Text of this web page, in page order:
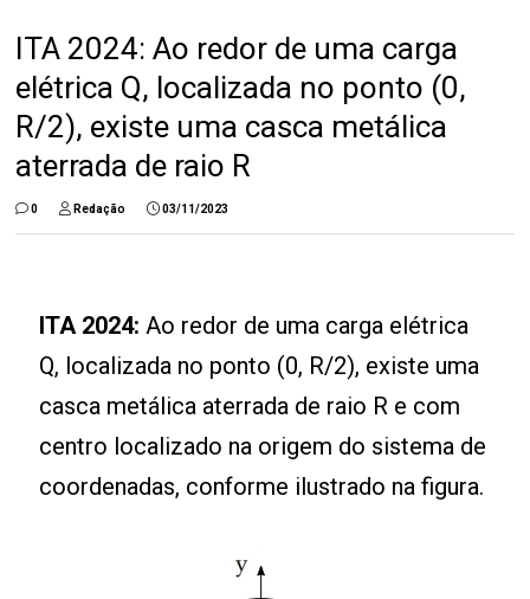
ITA 2024: Ao redor de uma carga
elétrica Q, localizada no ponto (0,
R/2), existe uma casca metálica
aterrada de raio R
0 Redação 03/11/2023
ITA 2024:Ao redor de uma carga elétrica
Q, localizada no ponto (0, R/2), existe uma
casca metálica aterrada de raio R e com
centro localizado na origem do sistema de
coordenadas, conforme ilustrado na figura.